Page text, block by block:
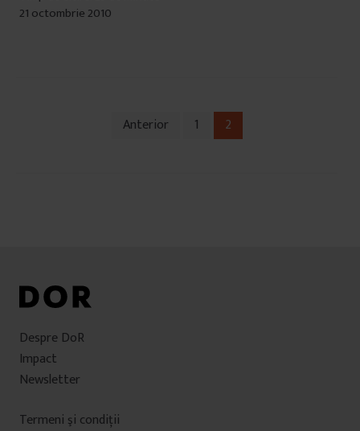
21 octombrie 2010
Navigare
Anterior 1 2
Despre DoR
Impact
Newsletter
Termeni şi condiţii